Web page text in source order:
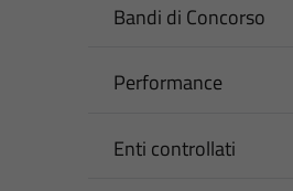
Bandi di Concorso
Performance
Enti controllati